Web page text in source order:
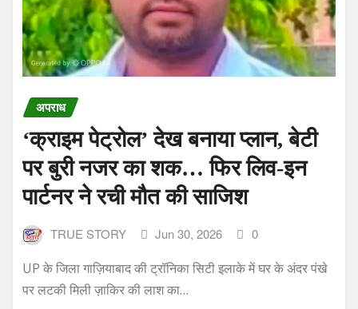
अपराध
‘क्राइम पेट्रोल’ देख बनाया प्लान, बेटी
पर बुरी नजर का शक… फिर लिव-इन
पार्टनर ने रची मौत की साजिश
TRUE STORY Jun 30, 2026
UP के जिला गाज़ियाबाद की ट्रॉनिका सिटी इलाके में घर के अंदर पंखे
READ MORE